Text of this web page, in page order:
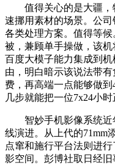
值得关心的是大疆，
速挪用素材的场景。公
各类处理方案。值得等
被，兼顾单手操做，该
百度大模子能力集成到
由，明白暗示该说法带
费，再高端一点能够做
几步就能把一位7x24小
智妙手机影像系统近
线演进。从上代的71mm
点窜和施行平台法则进
影空间。彭博社取日经